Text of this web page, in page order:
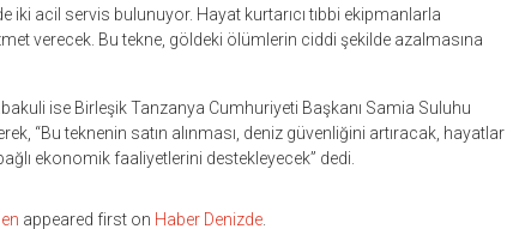
iki acil servis bulunuyor. Hayat kurtarıcı tıbbi ekipmanlarla
verecek. Bu tekne, göldeki ölümlerin ciddi şekilde azalmasına
ise Birleşik Tanzanya Cumhuriyeti Başkanı Samia Suluhu
“Bu teknenin satın alınması, deniz güvenliğini artıracak, hayatlar
ekonomik faaliyetlerini destekleyecek” dedi.
appeared first on Haber Denizde.